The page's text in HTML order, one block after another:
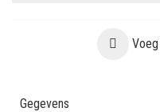
Gegevens